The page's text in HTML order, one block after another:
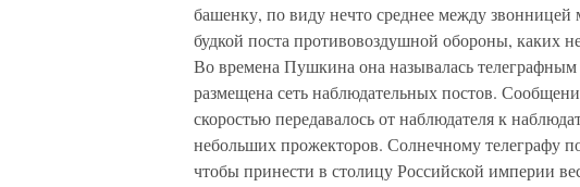
башенку, по виду нечто среднее между звонницей
будкой поста противовоздушной обороны, каких
Во времена Пушкина она называлась
размещена сеть наблюдательных постов.
скоростью передавалось от наблюдателя к
небольших прожекторов. Солнечному телеграфу
чтобы принести в столицу Российской империи